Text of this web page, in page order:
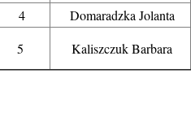
4
Domaradzka Jolanta
5
Kaliszczuk Barbara